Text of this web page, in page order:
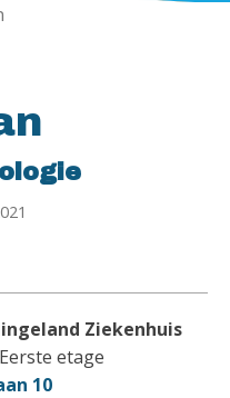
Ziekenhuis
etage
10